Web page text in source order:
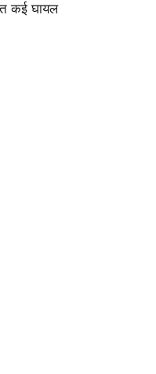
कई घायल